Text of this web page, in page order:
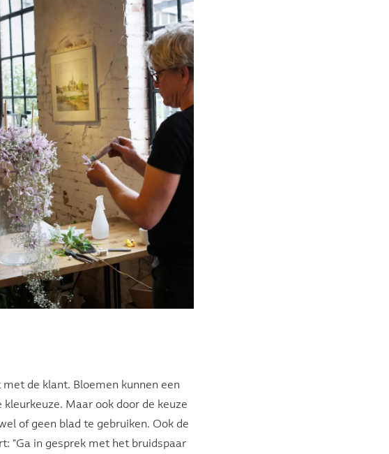
de klant. Bloemen kunnen een
Maar ook door de keuze
of geen blad te gebruiken. Ook de
"Ga in gesprek met het bruidspaar